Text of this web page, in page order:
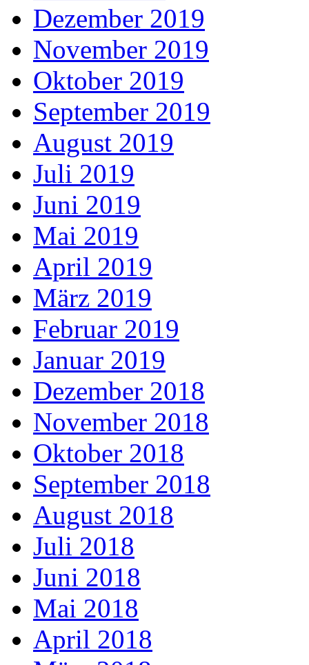
Dezember 2019
November 2019
Oktober 2019
September 2019
August 2019
Juli 2019
Juni 2019
Mai 2019
April 2019
März 2019
Februar 2019
Januar 2019
Dezember 2018
November 2018
Oktober 2018
September 2018
August 2018
Juli 2018
Juni 2018
Mai 2018
April 2018